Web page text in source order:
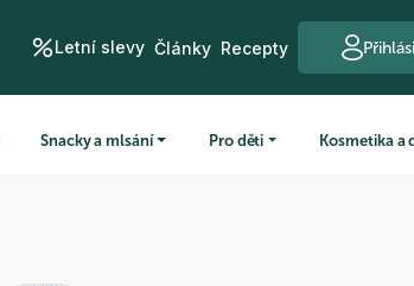
Letní slevy Články Recepty
Snacky a mlsání Pro děti Kosmetika a